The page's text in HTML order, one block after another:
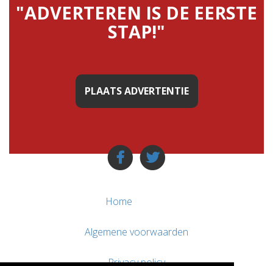
"ADVERTEREN IS DE EERSTE
STAP!"
PLAATS ADVERTENTIE
Home
Algemene voorwaarden
Privacy policy